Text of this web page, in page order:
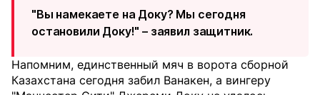
"Вы намекаете на Доку? Мы сегодня
остановили Доку!" – заявил защитник.
Напомним, единственный мяч в ворота сборной
Казахстана сегодня забил Ванакен, а вингеру